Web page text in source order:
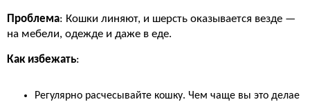
Проблема: Кошки линяют, и шерсть оказывается везде —
на мебели, одежде и даже в еде.
Как избежать:
Регулярно расчесывайте кошку. Чем чаще вы это делае